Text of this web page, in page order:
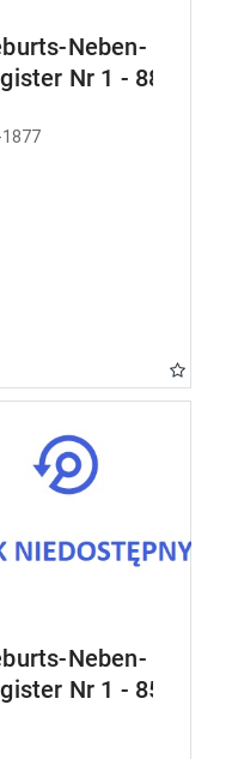
Neben-
Nr 1 - 88
Neben-
Nr 1 - 85